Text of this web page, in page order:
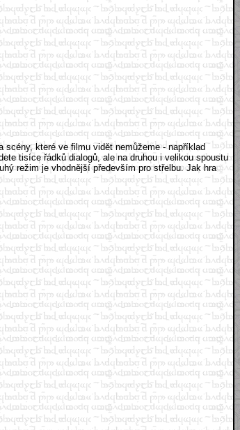
které ve filmu vidět nemůžeme - například
tisíce řádků dialogů, ale na druhou i velikou spoustu
režim je vhodnější především pro střelbu. Jak hra